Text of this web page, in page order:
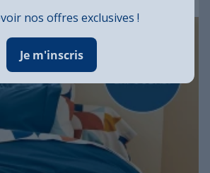
nos offres exclusives !
Je m'inscris